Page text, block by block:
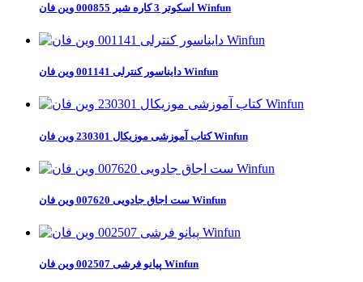
اسکوتر 3 کاره شیر 000855 وین فان Winfun
دایناسور کنترلی 001141 وین فان Winfun
کتاب آموزشی موزیکال 230301 وین فان Winfun
ست اجاق جادویی 007620 وین فان Winfun
پیانو فرشی 002507 وین فان Winfun